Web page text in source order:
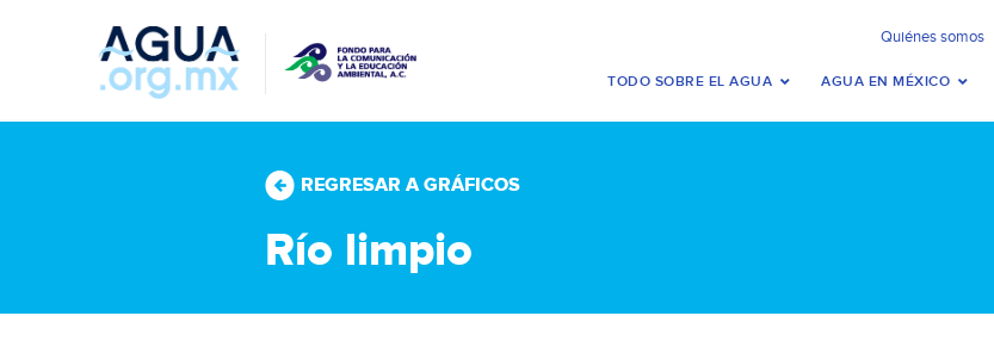
Quiénes somos
TODO SOBRE EL AGUA AGUA EN MÉXICO
REGRESAR A GRÁFICOS
Río limpio